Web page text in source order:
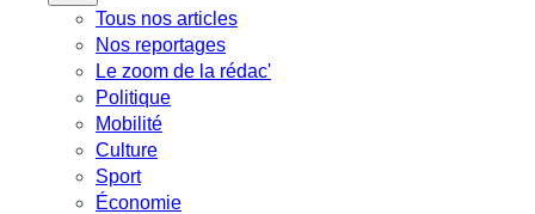
Tous nos articles
Nos reportages
Le zoom de la rédac'
Politique
Mobilité
Culture
Sport
Économie